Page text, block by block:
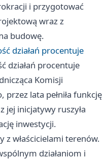
i przygotować
wraz z
budowę.
działań procentuje
działań procentuje
Komisji
przez lata pełniła funkcję
jej inicjatywy ruszyła
inwestycji.
z właścicielami terenów.
działaniom i